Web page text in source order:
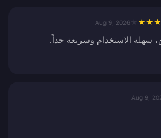
★
★
★
Aug 9, 2026
سهلة الاستخدام وسريعة جداً.
Aug 9,